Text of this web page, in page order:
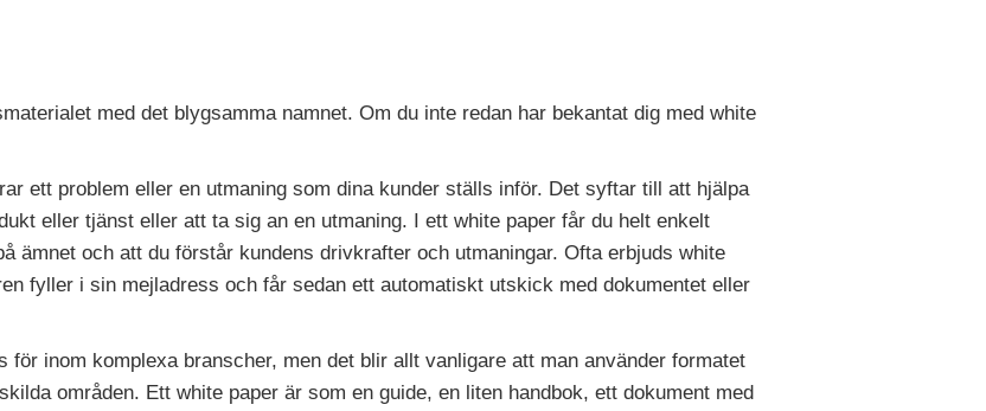
med det blygsamma namnet. Om du inte redan har bekantat dig med white
ett problem eller en utmaning som dina kunder ställs inför. Det syftar till att hjälpa
eller tjänst eller att ta sig an en utmaning. I ett white paper får du helt enkelt
ämnet och att du förstår kundens drivkrafter och utmaningar. Ofta erbjuds white
fyller i sin mejladress och får sedan ett automatiskt utskick med dokumentet eller
för inom komplexa branscher, men det blir allt vanligare att man använder formatet
områden. Ett white paper är som en guide, en liten handbok, ett dokument med